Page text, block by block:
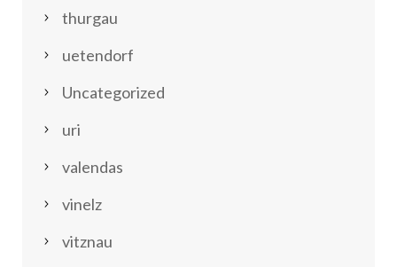
thurgau
uetendorf
Uncategorized
uri
valendas
vinelz
vitznau